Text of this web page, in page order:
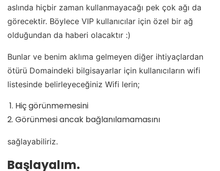
aslında hiçbir zaman kullanmayacağı pek çok ağı da
görecektir. Böylece VIP kullanıcılar için özel bir ağ
olduğundan da haberi olacaktır :)
Bunlar ve benim aklıma gelmeyen diğer ihtiyaçlardan
ötürü Domaindeki bilgisayarlar için kullanıcıların wifi
listesinde belirleyeceğiniz Wifi lerin;
Hiç görünmemesini
Görünmesi ancak bağlanılamamasını
sağlayabiliriz.
Başlayalım.